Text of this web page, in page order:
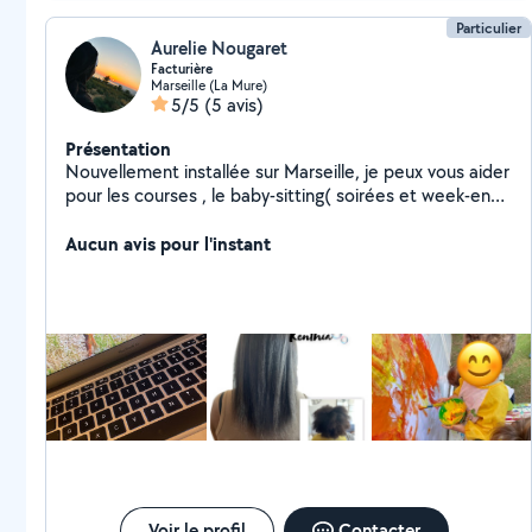
Particulier
Aurelie Nougaret
Facturière
Marseille (La Mure)
5/5 (5 avis)
Présentation
Nouvellement installée sur Marseille, je peux vous aider
pour les courses , le baby-sitting( soirées et week-end
secrétariat et facturation. Et lissage au tanin
Aucun avis pour l'instant